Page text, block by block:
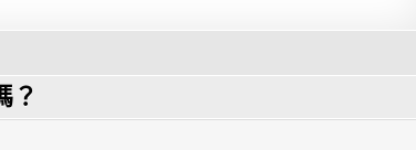
？